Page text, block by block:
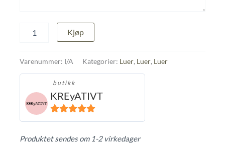
antall
Kjøp
Varenummer: I/A Kategorier: Luer, Luer, Luer
butikk
KREyATIVT
5ut av 5
Produktet sendes om 1-2 virkedager